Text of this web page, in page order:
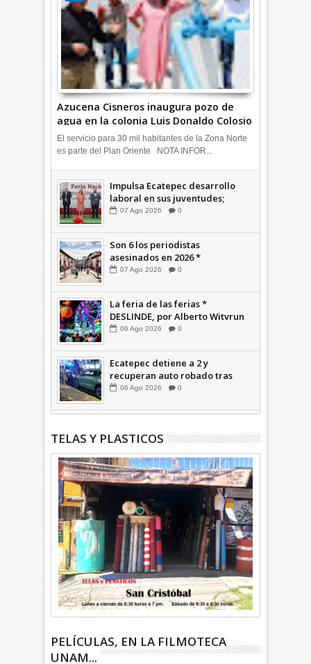
Azucena Cisneros inaugura pozo de
agua en la colonia Luis Donaldo Colosio
+Video | INFORMATIVA
El servicio para 30 mil habitantes de la Zona Norte
es parte del Plan Oriente NOTA INFOR...
Impulsa Ecatepec desarrollo
laboral en sus juventudes;
inauguran Feria de Empleo y
INFORMATIVA
07 Ago 2026 0
Son 6 los periodistas
asesinados en 2026 *
COMENTARIO A TIEMPO
07 Ago 2026 0
La feria de las ferias *
DESLINDE, por Alberto Witvrun
06 Ago 2026 0
Ecatepec detiene a 2 y
recuperan auto robado tras
operativo con Tecámac +Video
06 Ago 2026 0
TELAS Y PLASTICOS
PELÍCULAS, EN LA FILMOTECA
UNAM...